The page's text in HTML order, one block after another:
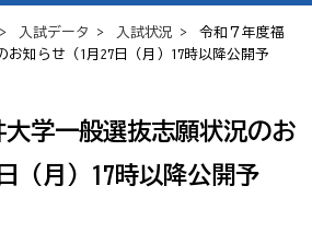
> 入試データ > 入試状況 > 令和７年度福
知らせ（1月27日（月）17時以降公開予
学一般選抜志願状況のお
（月）17時以降公開予